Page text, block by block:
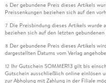
6 Der gebundene Preis dieses Artikels
Preissenkungen beziehen sich auf den
7 Die Preisbindung dieses Artikels wurde
beziehen sich auf den letzten gebundenen
8 Der gebundene Preis dieses Artikels
dargestellten Datums vom Verlag
12 Ihr Gutschein SOMMER13 gilt bis
Gutschein ausschließlich online einlösen
zur Abholung mit Zahlung in der Filiale